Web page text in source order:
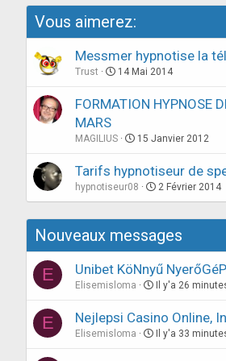
Vous aimerez:
Messmer hypnotise la
Trust 14 Mai 2014
FORMATION HYPNOSE
MARS
MAGILIUS 15 Janvier 2012
Tarifs hypnotiseur de
hypnotiseur08 2 Février 2014
Nouveaux messages
E Unibet KöNnyű
Elisemisloma Il y'a 26
E Nejlepsi Casino Online,
Elisemisloma Il y'a 33